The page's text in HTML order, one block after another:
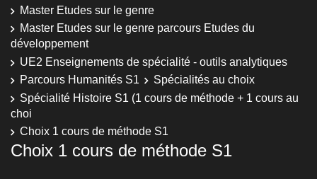
Master Etudes sur le genre
Master Etudes sur le genre parcours Etudes du
développement
UE2 Enseignements de spécialité - outils analytiques
Parcours Humanités S1
Spécialités au choix
Spécialité Histoire S1 (1 cours de méthode + 1 cours au
choi
Choix 1 cours de méthode S1
Choix 1 cours de méthode S1